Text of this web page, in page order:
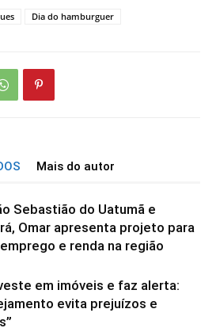
Dia do hamburguer
Mais do autor
Sebastião do Uatumã e
Omar apresenta projeto para
e renda na região
em imóveis e faz alerta:
evita prejuízos e